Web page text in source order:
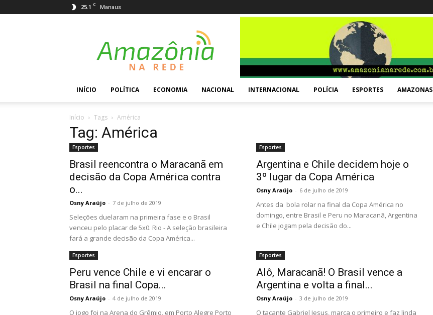
25.1 C Manaus
Rede
INÍCIO POLÍTICA ECONOMIA NACIONAL INTERNACIONAL POLÍCIA ESPORTES AMAZONAS
Início Tags América
Tag: América
Esportes
Brasil reencontra o Maracanã em
decisão da Copa América contra
o...
Osny Araújo - 7 de julho de 2019
Seleções duelaram na primeira fase e o Brasil
venceu pelo placar de 5x0. Rio - A seleção brasileira
fará a grande decisão da Copa América...
Esportes
Argentina e Chile decidem hoje o
3º lugar da Copa América
Osny Araújo - 6 de julho de 2019
Antes da bola rolar na final da Copa América no
domingo, entre Brasil e Peru no Maracanã, Argentina
e Chile jogam pela decisão do...
Esportes
Peru vence Chile e vi encarar o
Brasil na final Copa...
Osny Araújo - 4 de julho de 2019
O jogo foi na Arena do Grêmio, em Porto Alegre Porto
Esportes
Alô, Maracanã! O Brasil vence a
Argentina e volta a final...
Osny Araújo - 3 de julho de 2019
O tacante Gabriel Jesus, marca o primeiro e faz linda